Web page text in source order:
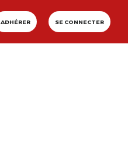
ADHÉRER SE CONNECTER